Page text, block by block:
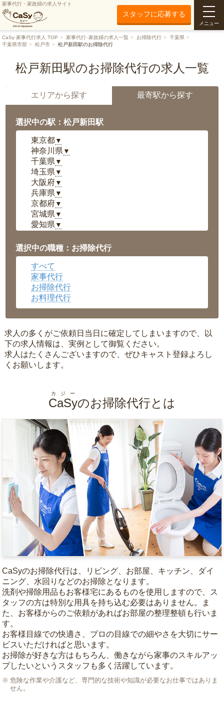
家事代行・家政婦の求人サイト
スタッフに応募する
メニュー
CaSy 家事代行求人 TOP 家事代行･家政婦の求人一覧 お掃除代行
千葉県
千葉県市部
松戸市 松戸新田駅のお掃除代行
松戸新田駅のお掃除代行の求人一覧
エリアから探す 最寄駅から探す
選択中の駅：松戸新田駅
東京都▼
神奈川県 ▼
千葉県 ▼
埼玉県 ▼
大阪府▼
兵庫県 ▼
京都府▼
宮城県 ▼
愛知県 ▼
岡山県▼
広島県▼
沖縄県
選択中の職種：お掃除代行
すべて
家事代行
お掃除代行
お料理代行
求人の多くがご依頼日当日に確定してしまいますので、以
下の求人情報は、実例として御覧ください。
求人はたくさんございますので、ぜひキャスト登録よろし
くお願いします。
CaSy
カジー
のお掃除代行とは
CaSyのお掃除代行は、リビング、お部屋、キッチン、ダイ
ニング、水回りなどのお掃除となります。
洗剤や掃除用品もお客様宅にあるものを使用しますので、ス
タッフの方は特別な用具を持ち込む必要はありません。ま
た、お客様からのご依頼があればお部屋の整理整頓も行いま
す。
お客様目線での快適さ、プロの目線での細やさを大切にサー
ビスいただければと思います。
お掃除が好きな方はもちろん、働きながら家事のスキルアッ
プしたいというスタッフも多く活躍しています。
危険な作業や介護など、専門的な技術や知識が必要なお仕事ではありま
せん。